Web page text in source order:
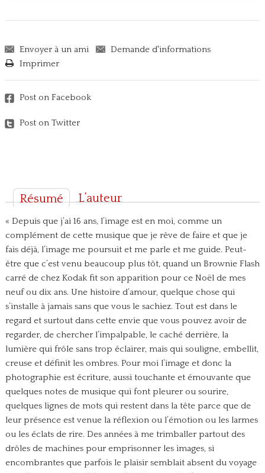
Envoyer à un ami
Demande d'informations
Imprimer
Post on Facebook
Post on Twitter
Résumé L’auteur
« Depuis que j’ai 16 ans, l’image est en moi, comme un
complément de cette musique que je rêve de faire et que je
fais déjà, l’image me poursuit et me parle et me guide. Peut-
être que c’est venu beaucoup plus tôt, quand un Brownie Flash
carré de chez Kodak fit son apparition pour ce Noël de mes
neuf ou dix ans. Une histoire d’amour, quelque chose qui
s’installe à jamais sans que vous le sachiez. Tout est dans le
regard et surtout dans cette envie que vous pouvez avoir de
regarder, de chercher l’impalpable, le caché derrière, la
lumière qui frôle sans trop éclairer, mais qui souligne, embellit,
creuse et définit les ombres. Pour moi l’image et donc la
photographie est écriture, aussi touchante et émouvante que
quelques notes de musique qui font pleurer ou sourire,
quelques lignes de mots qui restent dans la tête parce que de
leur présence est venue la réflexion ou l’émotion ou les larmes
ou les éclats de rire. Des années à me trimballer partout des
drôles de machines pour emprisonner les images, si
encombrantes que parfois le plaisir semblait absent du voyage